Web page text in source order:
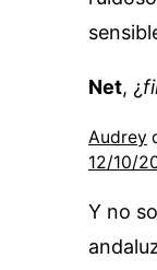
Net, ¿
Audrey
12/10/
Y no